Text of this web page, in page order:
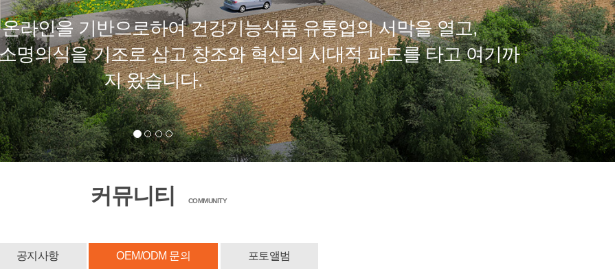
커뮤니티 COMMUNITY
공지사항 OEM/ODM 문의 포토앨범